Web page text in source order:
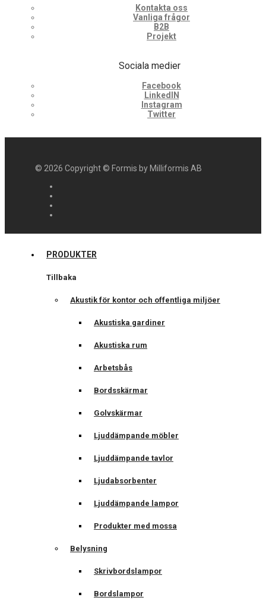
Kontakta oss
Vanliga frågor
B2B
Projekt
Sociala medier
Facebook
LinkedIN
Instagram
Twitter
© 2026 Copyright © Formis by Milliformis AB
PRODUKTER
Tillbaka
Akustik för kontor och offentliga miljöer
Akustiska gardiner
Akustiska rum
Arbetsbås
Bordsskärmar
Golvskärmar
Ljuddämpande möbler
Ljuddämpande tavlor
Ljudabsorbenter
Ljuddämpande lampor
Produkter med mossa
Belysning
Skrivbordslampor
Bordslampor